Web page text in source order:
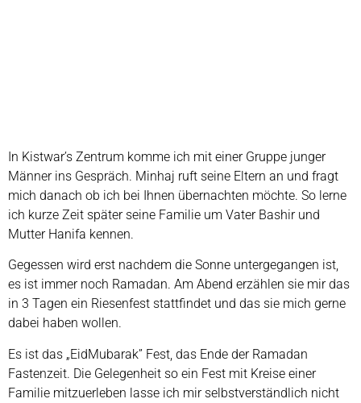
In Kistwar’s Zentrum komme ich mit einer Gruppe junger
Männer ins Gespräch. Minhaj ruft seine Eltern an und fragt
mich danach ob ich bei Ihnen übernachten möchte. So lerne
ich kurze Zeit später seine Familie um Vater Bashir und
Mutter Hanifa kennen.
Gegessen wird erst nachdem die Sonne untergegangen ist,
es ist immer noch Ramadan. Am Abend erzählen sie mir das
in 3 Tagen ein Riesenfest stattfindet und das sie mich gerne
dabei haben wollen.
Es ist das „EidMubarak” Fest, das Ende der Ramadan
Fastenzeit. Die Gelegenheit so ein Fest mit Kreise einer
Familie mitzuerleben lasse ich mir selbstverständlich nicht